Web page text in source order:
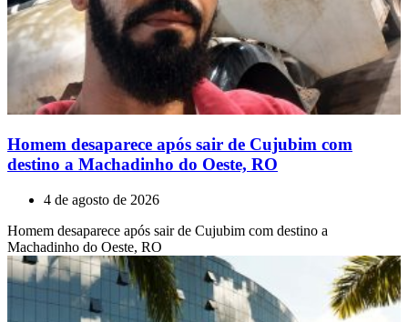
Homem desaparece após sair de Cujubim com
destino a Machadinho do Oeste, RO
4 de agosto de 2026
Homem desaparece após sair de Cujubim com destino a
Machadinho do Oeste, RO